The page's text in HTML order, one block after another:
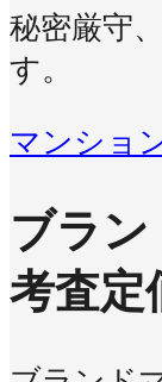
秘密厳守
す。
マンショ
ブラ
考査定